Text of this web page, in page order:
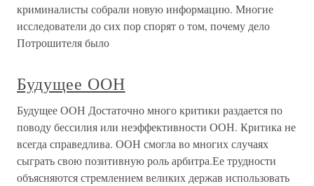
криминалисты собрали новую информацию. Многие
исследователи до сих пор спорят о том, почему дело
Потрошителя было
Будущее ООН
Будущее ООН Достаточно много критики раздается по
поводу бессилия или неэффективности ООН. Критика не
всегда справедлива. ООН смогла во многих случаях
сыграть свою позитивную роль арбитра.Ее трудности
объясняются стремлением великих держав использовать